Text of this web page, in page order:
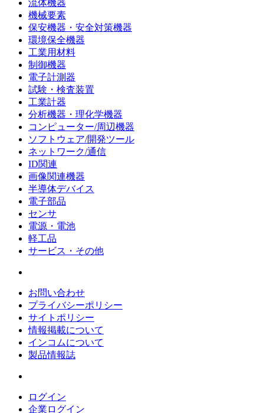
流体機器
機械要素
保安機器・安全対策機器
環境保全機器
工業用材料
制御機器
電子計測器
試験・検査装置
工業計器
分析機器・理化学機器
コンピューター/周辺機器
ソフトウェア/開発ツール
ネットワーク/通信
ID関連
画像関連機器
半導体デバイス
電子部品
センサ
電源・電池
軽工品
サービス・その他
お問い合わせ
プライバシーポリシー
サイトポリシー
情報掲載について
インコムについて
製品情報誌
ログイン
企業ログイン